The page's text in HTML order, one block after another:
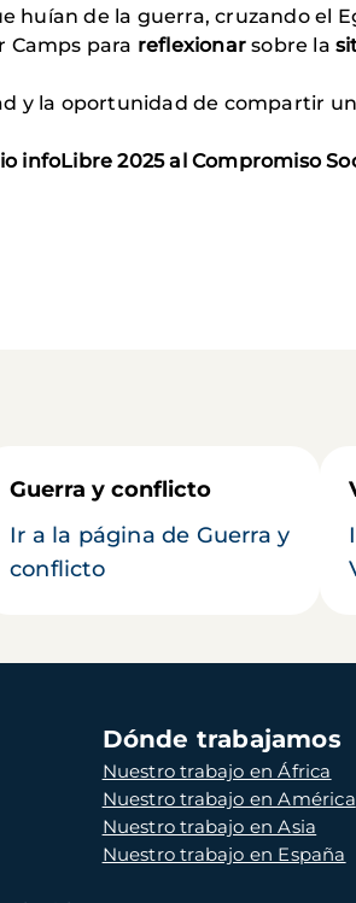
huían de la guerra, cruzando el
Camps para reflexionarsobre la
y la oportunidad de compartir
infoLibre 2025 al Compromiso
Guerra y conflicto
Ir a la página de Guerra y
conflicto
Dónde trabajamos
Nuestro trabajo en África
Nuestro trabajo en América
Nuestro trabajo en Asia
Nuestro trabajo en España